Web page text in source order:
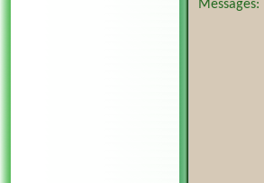
Messages